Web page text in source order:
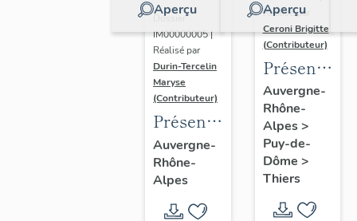
Aperçu
Dossier
IM00000005 |
Réalisé par
Durin-Tercelin
Maryse
(Contributeur)
Présentation
de
l’opération
tissus et
ornements
Auvergne-
Rhône-
Alpes
Aperçu
Réalisé par
Ceroni Brigitte
(Contributeur)
de
l'enquête
thématique
régionale
"Pentes
de la
Auvergne-
Rhône-
Alpes>
Puy-de-
Dôme >
Thiers